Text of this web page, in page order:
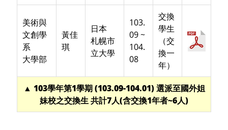
美術與
文創學
系
大學部
黃佳
琪
日本
札幌市
立大學
103.
09 ~
104.
08
交換
學生
（交
換一
年）
▲ 103學年第1學期 (103.09-104.01) 選派至國外姐
妹校之交換生 共計7人(含交換1年者~6人)